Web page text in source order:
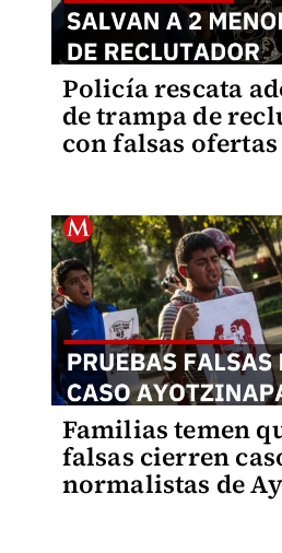
Policía rescata
de trampa de
con falsas
Familias temen
falsas cierren
normalistas de